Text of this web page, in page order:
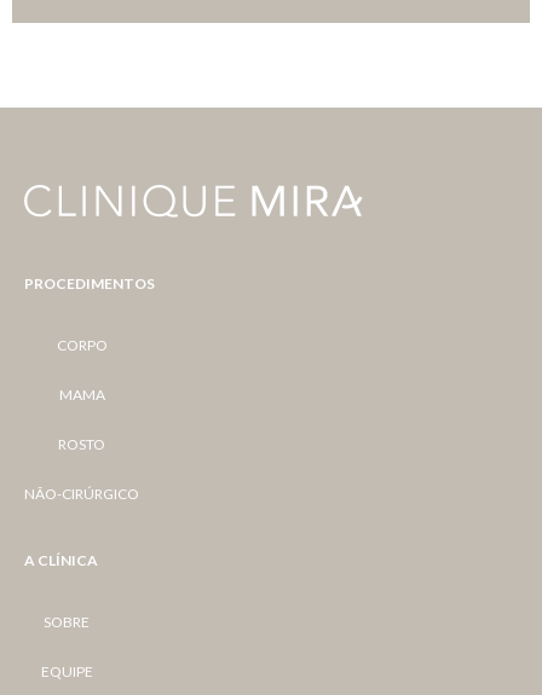
PROCEDIMENTOS
CORPO
MAMA
ROSTO
NÃO-CIRÚRGICO
A CLÍNICA
SOBRE
EQUIPE